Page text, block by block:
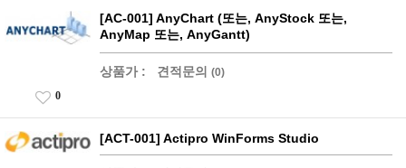
[AC-001] AnyChart (또는, AnyStock 또는,
AnyMap 또는, AnyGantt)
상품가 : 견적문의 (0)
0
[ACT-001] Actipro WinForms Studio